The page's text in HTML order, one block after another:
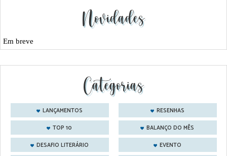
Novidades
Em breve
Categorias
LANÇAMENTOS
RESENHAS
TOP 10
BALANÇO DO MÊS
DESAFIO LITERÁRIO
EVENTO